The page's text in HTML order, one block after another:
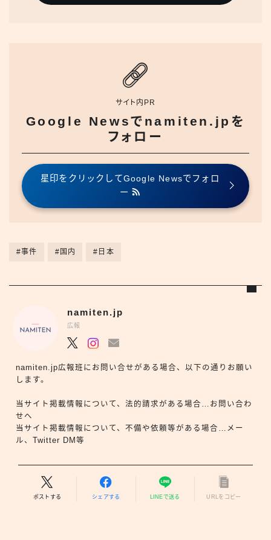
サイト内PR
Google Newsでnamiten.jpを
フォロー
星印をクリックしてGoogle Newsでフォロ
ー
#事件 #国内 #日本
namiten.jp
広報
namiten.jp広報班にお問い合せがある場合、以下の通りお願い
します。
当サイト掲載情報について、法的請求がある場合…お問い合わ
せへ
当サイト掲載情報について、不備や依頼等がある場合…メー
ル、Twitter DM等
ポストする シェアする LINEで送る URLをコピー